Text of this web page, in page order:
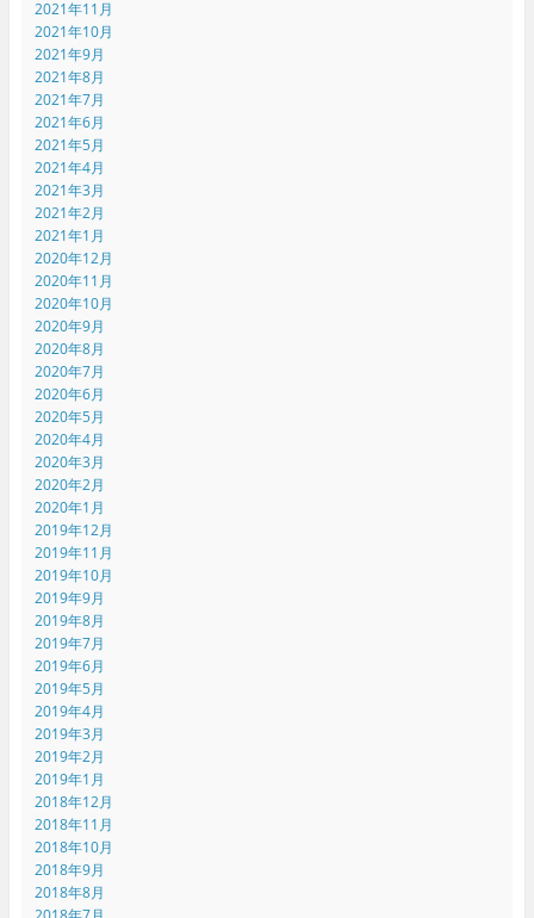
2021年11月
2021年10月
2021年9月
2021年8月
2021年7月
2021年6月
2021年5月
2021年4月
2021年3月
2021年2月
2021年1月
2020年12月
2020年11月
2020年10月
2020年9月
2020年8月
2020年7月
2020年6月
2020年5月
2020年4月
2020年3月
2020年2月
2020年1月
2019年12月
2019年11月
2019年10月
2019年9月
2019年8月
2019年7月
2019年6月
2019年5月
2019年4月
2019年3月
2019年2月
2019年1月
2018年12月
2018年11月
2018年10月
2018年9月
2018年8月